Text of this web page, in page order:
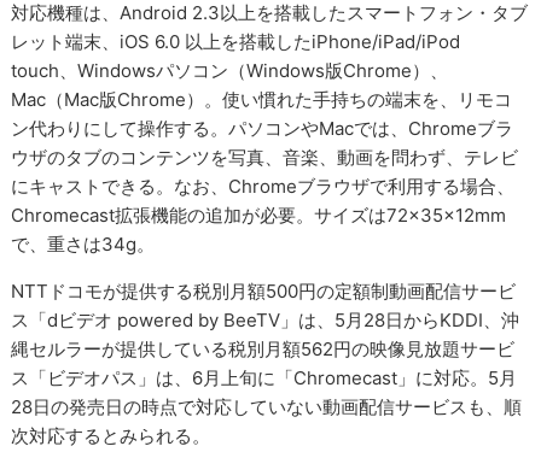
対応機種は、Android 2.3以上を搭載したスマートフォン・タブ
レット端末、iOS 6.0 以上を搭載したiPhone/iPad/iPod
touch、Windowsパソコン（Windows版Chrome）、
Mac（Mac版Chrome）。使い慣れた手持ちの端末を、リモコ
ン代わりにして操作する。パソコンやMacでは、Chromeブラ
ウザのタブのコンテンツを写真、音楽、動画を問わず、テレビ
にキャストできる。なお、Chromeブラウザで利用する場合、
Chromecast拡張機能の追加が必要。サイズは72×35×12mm
で、重さは34g。
NTTドコモが提供する税別月額500円の定額制動画配信サービ
ス「dビデオ powered by BeeTV」は、5月28日からKDDI、沖
縄セルラーが提供している税別月額562円の映像見放題サービ
ス「ビデオパス」は、6月上旬に「Chromecast」に対応。5月
28日の発売日の時点で対応していない動画配信サービスも、順
次対応するとみられる。